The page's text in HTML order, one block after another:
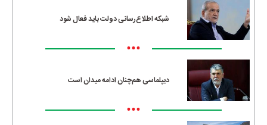
شبکه اطلاع‌رسانی دولت باید فعال شود
•••
دیپلماسی هم‌چنان ادامه میدان است
•••